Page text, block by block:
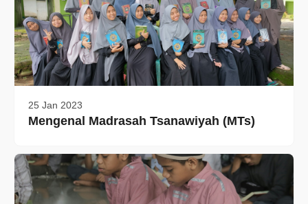
25 Jan 2023
Mengenal Madrasah Tsanawiyah (MTs)